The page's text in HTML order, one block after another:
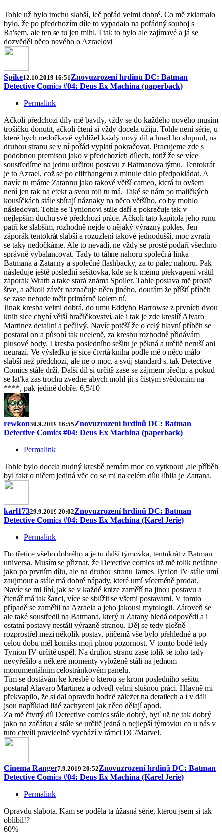
Tohle už bylo trochu slabší, leč pořád velmi dobré. Co mě zklamalo
bylo, že po předchozím díle to vypadalo na pořádný souboj s
Ra'sem, ale ten se tu jen mihl. I tak to bylo ale zajímavé a já se
dozvěděl něco nového o Azraelovi
Spike12.10.2019 16:51Znovuzrození hrdinů DC: Batman
Detective Comics #04: Deus Ex Machina (paperback)
Permalink
Ačkoli předchozí díly mě bavily, vždy se do každého nového musím
trošičku donutit, ačkoli čtení si vždy docela užiju. Tohle není série, u
které bych nedočkavě vyhlížel každý nový díl a hned ho slupnul, na
druhou stranu se v ní pořád vyplatí pokračovat. Pracujeme zde s
podobnou premisou jako v předchozích dílech, totiž že se více
soustředíme na jednu určitou postavu z Batmanova týmu. Tentokrát
je to Azrael, což se po cliffhangeru z minule dalo předpokládat. A
navíc tu máme Zatannu jako takové větší cameo, která tu ovšem
není jen tak na efekt a svou roli tu má. Také se nám po maličkých
kousíčkách stále sbírají náznaky na něco většího, co by mohlo
následovat. Tohle se Tynionovi stále daří a pokračuje tak v
nejlepším duchu své předchozí práce. Ačkoli tato kapitola jeho runu
patří ke slabším, rozhodně nejde o nějaký výrazný pokles. Jen
záporák tentokrát slabší a rozuzlení takové jednodušší, moc zvratů
se taky nedočkáme. Ale to nevadí, ne vždy se prostě podaří všechno
správně vybalancovat. Tady to táhne nahoru společná linka
Batmana a Zatanny a společné flashbacky, za to palec nahoru. Pak
následuje ještě poslední sešitovka, kde se k mému překvapení vrátil
záporák Wrath a také stará známá Spoiler. Tahle postava mě prostě
štve, a ačkoli závěr naznačuje něco jiného, doufám že příští příběh
se zase nebude točit primárně kolem ní.
Jinak kresba velmi dobrá, do umu Eddyho Barrowse z prvních dvou
knih sice chybí větší hračičkovství, ale i tak je zde kreslíř Alvaro
Martinez detailní a pečlivý. Navíc potěší že o celý hlavní příběh se
postaral on a působí tak uceleně, za kresbu rozhodně přidávám
plusové body. I kresba posledního sešitu je pěkná a určitě neruší ani
neurazí. Ve výsledku je sice čtvrtá kniha podle mě o něco málo
slabší než předchozí, ale ne o moc, a svůj standard si tak Detective
Comics stále drží. Další díl si určitě zase se zájmem přečtu, a pokud
se laťka zas trochu zvedne abych mohl jít s čistým svědomím na
****, pak jedině dobře. 6,5/10
rewkon30.9.2019 16:55Znovuzrození hrdinů DC: Batman
Detective Comics #04: Deus Ex Machina (paperback)
Permalink
Tohle bylo docela nudný kresbě nemám moc co vytknout ,ale příběh
byl fakt o ničem jediná věc co se mi na celém dílu líbila je Zattana.
karl17329.9.2019 20:02Znovuzrození hrdinů DC: Batman
Detective Comics #04: Deus Ex Machina (Karel Jerie)
Permalink
Do třetice všeho dobrého a je tu další týmovka, tentokrát z Batman
universa. Musím se přiznat, že Detective comics už mě tolik netáhne
jako po prvním dílu, ale na druhou stranu James Tynion IV stále umí
zaujmout a stále má dobré nápady, které umí víceméně prodat.
Navíc se mi líbí, jak se v každé knize zaměří na jinou postavu a
čtenář má tak šanci, více se sblížit se všemi postavami. V tomto
případě se zaměřil na Azraela a jeho jakousi mytologii. Zároveň se
ale také soustředil na Batmana, který u Zatany hledá odpovědi a i
ostatní postavy nestáli výrazně stranou. Děj se tedy plošně
rozprostřel mezi několik postav, přičemž vše bylo přehledné a po
celou dobu měl komiks moji plnou pozornost. V tomto bodě tedy
Tynion IV určitě uspěl. Na druhou stranu zase tolik se toho tady
nevyřešilo a některé momenty vyloženě stáli na jednom
monumentálním celostránkovém panelu.
Tím se dostávám ke kresbě o kterou se krom posledního sešitu
postaral Alavaro Martinez a odvedl velmi slušnou práci. Hlavně mi
překvapilo, že si dal opravdu hodně záležet na detailech a i v dáli
jsou například lidé zachyceni jak něco dělají apod.
Za mě čtvrtý díl Detective comics stále dobrý, byť už ne tak dobrý
jako na začátku a stále se určitě jedná o nejlepší týmovku co u nás v
tuto chvíli pravidelně vychází v rámci DC/Marvel.
Cinema Ranger7.9.2019 20:52Znovuzrození hrdinů DC: Batman
Detective Comics #04: Deus Ex Machina (Karel Jerie)
Permalink
Opravdu slabota. Kam se poděla ta úžasná série, kterou jsem si tak
oblíbil!?
60%